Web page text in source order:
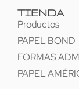
TIENDA
Productos
PAPEL BOND
FORMAS
PAPEL